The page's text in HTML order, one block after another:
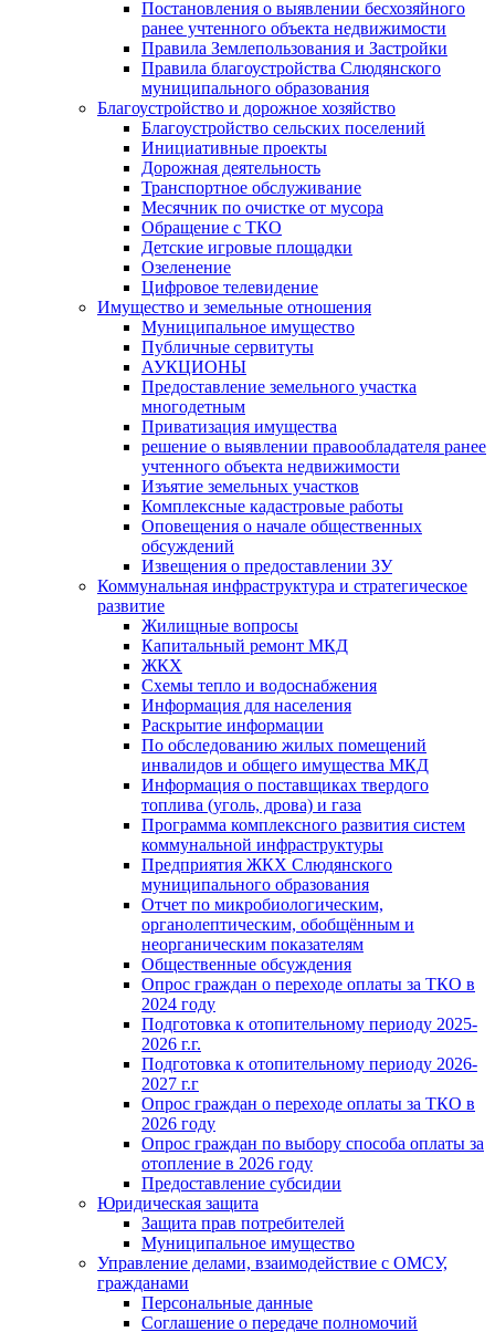
Постановления о выявлении бесхозяйного
ранее учтенного объекта недвижимости
Правила Землепользования и Застройки
Правила благоустройства Слюдянского
муниципального образования
Благоустройство и дорожное хозяйство
Благоустройство сельских поселений
Инициативные проекты
Дорожная деятельность
Транспортное обслуживание
Месячник по очистке от мусора
Обращение с ТКО
Детские игровые площадки
Озеленение
Цифровое телевидение
Имущество и земельные отношения
Муниципальное имущество
Публичные сервитуты
АУКЦИОНЫ
Предоставление земельного участка
многодетным
Приватизация имущества
решение о выявлении правообладателя ранее
учтенного объекта недвижимости
Изъятие земельных участков
Комплексные кадастровые работы
Оповещения о начале общественных
обсуждений
Извещения о предоставлении ЗУ
Коммунальная инфраструктура и стратегическое
развитие
Жилищные вопросы
Капитальный ремонт МКД
ЖКХ
Схемы тепло и водоснабжения
Информация для населения
Раскрытие информации
По обследованию жилых помещений
инвалидов и общего имущества МКД
Информация о поставщиках твердого
топлива (уголь, дрова) и газа
Программа комплексного развития систем
коммунальной инфраструктуры
Предприятия ЖКХ Слюдянского
муниципального образования
Отчет по микробиологическим,
органолептическим, обобщённым и
неорганическим показателям
Общественные обсуждения
Опрос граждан о переходе оплаты за ТКО в
2024 году
Подготовка к отопительному периоду 2025-
2026 г.г.
Подготовка к отопительному периоду 2026-
2027 г.г
Опрос граждан о переходе оплаты за ТКО в
2026 году
Опрос граждан по выбору способа оплаты за
отопление в 2026 году
Предоставление субсидии
Юридическая защита
Защита прав потребителей
Муниципальное имущество
Управление делами, взаимодействие с ОМСУ,
гражданами
Персональные данные
Соглашение о передаче полномочий